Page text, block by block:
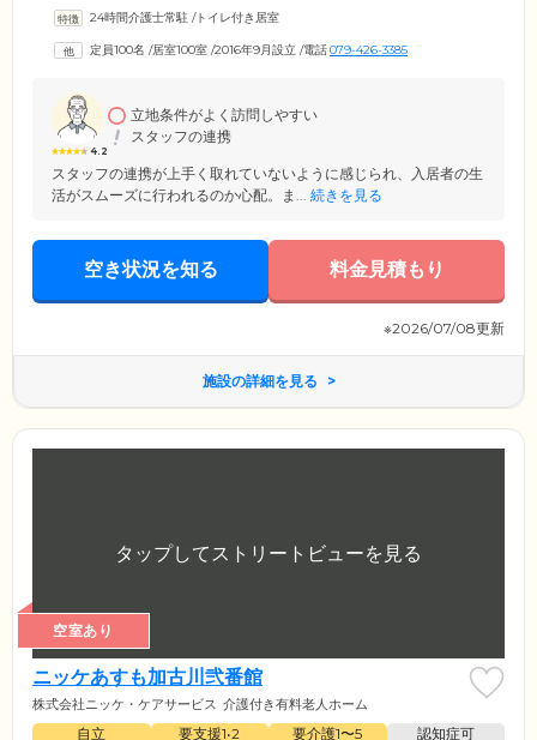
が24時間常駐。あたたかく家庭的な雰囲気の中で「自分らしい暮らし」
ホームがあるのは、JR神戸線「加古川」駅から徒歩5分の場所。周囲には
24時間介護士常駐 /トイレ付き居室
定員100名 /居室100室 /2016年9月設立 /電話079-426-3385
4.2
立地条件がよく訪問しやすい
スタッフの連携
スタッフの連携が上手く取れていないように感じられ、入居者の生
活がスムーズに行われるのか心配。ま... 続きを見る
空き状況を知る 料金見積もり
※2026/07/08更新
施設の詳細を見る
空室あり
ニッケあすも加古川弐番館
株式会社ニッケ・ケアサービス 介護付き有料老人ホーム
自立 要支援1•2 要介護1〜5 認知症可